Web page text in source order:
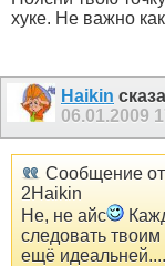
хуке. Не важно
Haikin
06.01.2009
Сообщение от
2Haikin
Не, не айс
следовать
ещё